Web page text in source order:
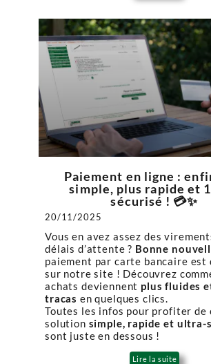
Paiement en ligne :
simple, plus rapide et
sécurisé ! 💳✨
20/11/2025
Vous en avez assez des
délais d’attente ? Bonne
paiement par carte bancaire est
sur notre site ! Découvrez
achats deviennent plus fluides
tracas en quelques clics.
Toutes les infos pour profiter de
solution simple, rapide et ultra-
sont juste en dessous !
Lire la suite